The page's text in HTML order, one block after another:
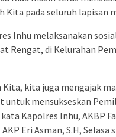
Kita pada seluruh lapisan
Inhu melaksanakan
Rengat, di Kelurahan
kita juga mengajak
untuk mensukseskan
Kapolres Inhu, AKBP
Eri Asman, S.H, Selasa